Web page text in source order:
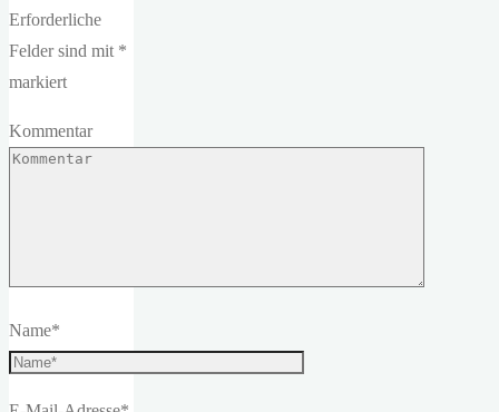
Erforderliche
Felder sind mit *
markiert
Kommentar
Name*